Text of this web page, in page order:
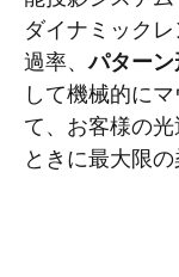
ダイナミック
過率、パター
して機械的に
て、お客様の
ときに最大限の